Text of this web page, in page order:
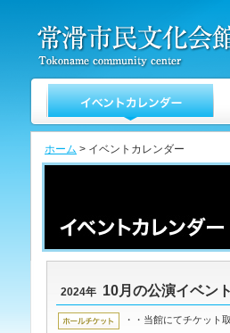
ホーム > イベントカレンダー
2024年 10月の公演イベント
・・当館にてチケット